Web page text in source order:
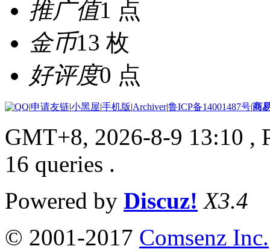
推广值1 点
金币13 枚
好评度0 点
|申请友链|小黑屋|手机版|Archiver|鲁ICP备14001487号|商
GMT+8, 2026-8-9 13:10 ,
16 queries .
Powered by Discuz! X3.4
© 2001-2017 Comsenz Inc.